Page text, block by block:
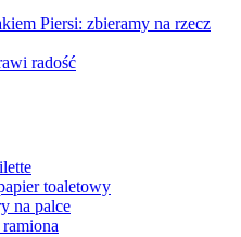
Piersi: zbieramy na rzecz
radość
toaletowy
na palce